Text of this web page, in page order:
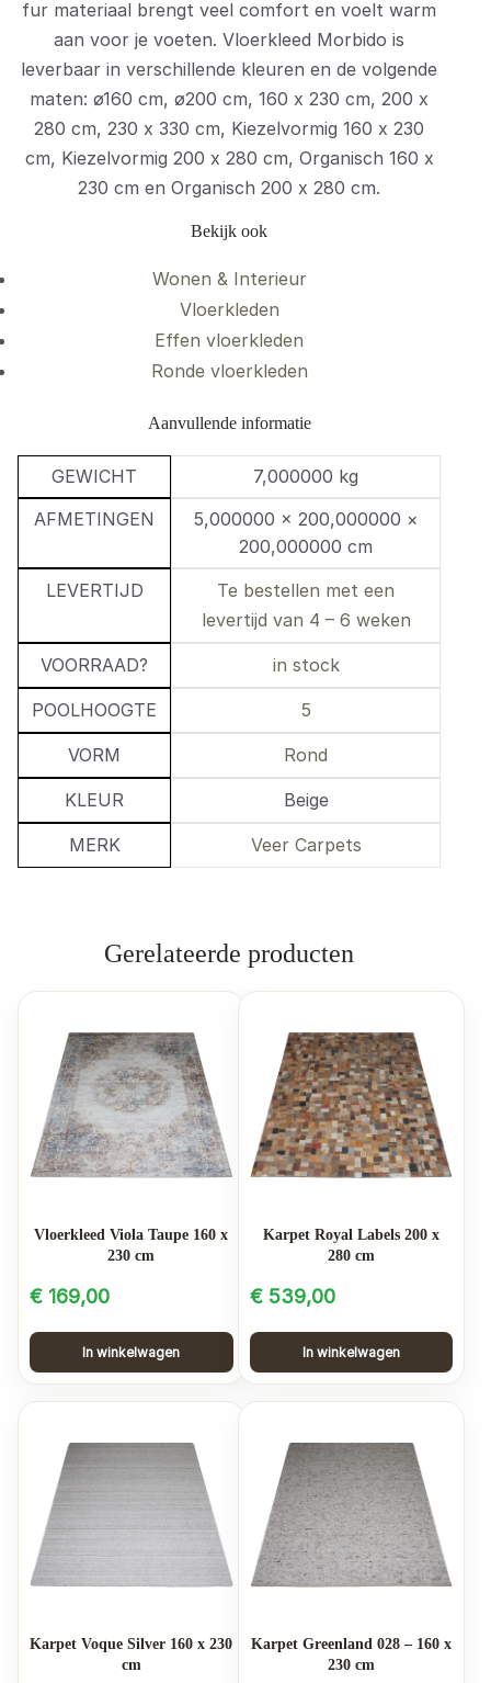
fur materiaal brengt veel comfort en voelt warm
aan voor je voeten. Vloerkleed Morbido is
leverbaar in verschillende kleuren en de volgende
maten: ø160 cm, ø200 cm, 160 x 230 cm, 200 x
280 cm, 230 x 330 cm, Kiezelvormig 160 x 230
cm, Kiezelvormig 200 x 280 cm, Organisch 160 x
230 cm en Organisch 200 x 280 cm.
Bekijk ook
Wonen & Interieur
Vloerkleden
Effen vloerkleden
Ronde vloerkleden
Aanvullende informatie
GEWICHT
7,000000 kg
AFMETINGEN
5,000000 × 200,000000 ×
200,000000 cm
LEVERTIJD
Te bestellen met een
levertijd van 4 – 6 weken
VOORRAAD? in stock
POOLHOOGTE 5
VORM Rond
KLEUR Beige
MERK Veer Carpets
Gerelateerde producten
Vloerkleed Viola Taupe 160 x
230 cm
€ 169,00
In winkelwagen
Karpet Royal Labels 200 x
280 cm
€539,00
In winkelwagen
Karpet Voque Silver 160 x 230
cm
Karpet Greenland 028 – 160 x
230 cm